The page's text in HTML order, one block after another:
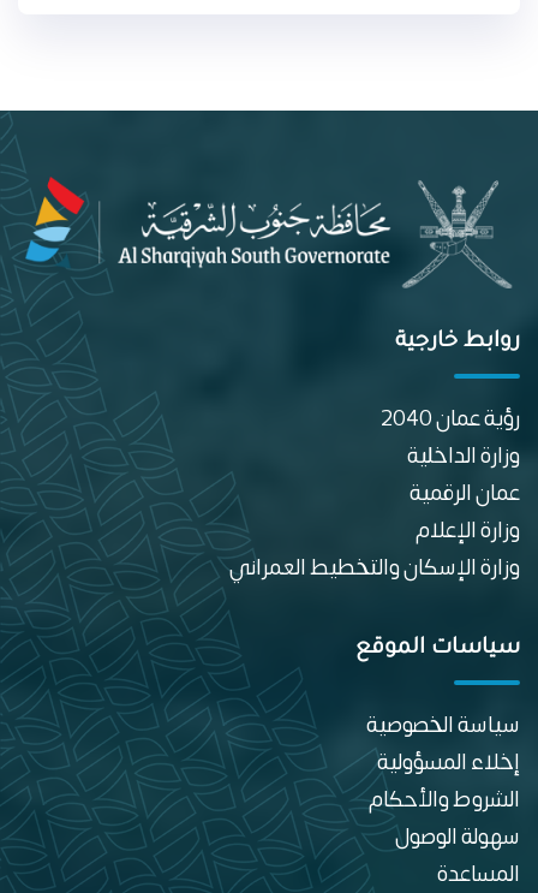
روابط خارجية
رؤية عمان 2040
وزارة الداخلية
عمان الرقمية
وزارة الإعلام
وزارة الإسكان والتخطيط العمراني
سياسات الموقع
سياسة الخصوصية
إخلاء المسؤولية
الشروط والأحكام
سهولة الوصول
المساعدة